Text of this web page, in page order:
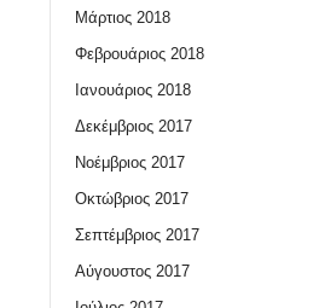
Μάρτιος 2018
Φεβρουάριος 2018
Ιανουάριος 2018
Δεκέμβριος 2017
Νοέμβριος 2017
Οκτώβριος 2017
Σεπτέμβριος 2017
Αύγουστος 2017